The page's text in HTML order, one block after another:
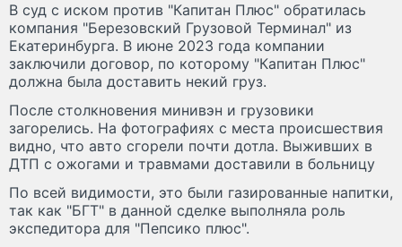
В суд с иском против "Капитан Плюс" обратилась
компания "Березовский Грузовой Терминал" из
Екатеринбурга. В июне 2023 года компании
заключили договор, по которому "Капитан Плюс"
должна была доставить некий груз.
После столкновения минивэн и грузовики
загорелись. На фотографиях с места происшествия
видно, что авто сгорели почти дотла. Выживших в
ДТП с ожогами и травмами доставили в больницу
По всей видимости, это были газированные напитки,
так как "БГТ" в данной сделке выполняла роль
экспедитора для "Пепсико плюс".